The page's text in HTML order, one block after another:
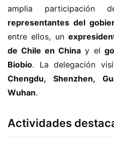
representantes del
entre ellos, un
de Chile en China y el
Biobío. La delegación
Chengdu, Shenzhen,
Wuhan.
Actividades